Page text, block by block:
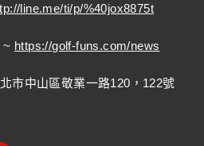
line.me/ti/p/%40jox8875t
~ https://golf-funs.com/news
市中山區敬業一路120，122號